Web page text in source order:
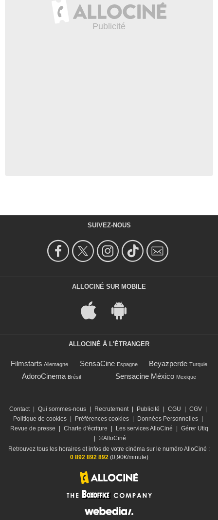
SUIVEZ-NOUS
ALLOCINÉ SUR MOBILE
ALLOCINÉ À L'ÉTRANGER
Filmstarts Allemagne SensaCine Espagne Beyazperde Turquie
AdoroCinema Brésil Sensacine México Mexique
Contact Qui sommes-nous Recrutement Publicité CGU CGV
Politique de cookies
Préférences cookies Données Personnelles
Revue de presse
Charte d'écriture Les services AlloCiné
Gérer Utiq
©AlloCiné
Retrouvez tous les horaires et infos de votre cinéma sur le numéro AlloCiné :
0 892 892 892(0,90€/minute)